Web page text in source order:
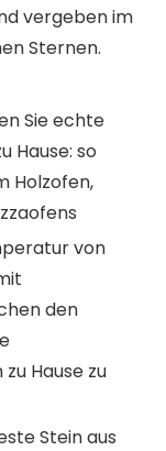
vergeben im
Sternen.
Sie echte
Hause: so
Holzofen,
von
den
Hause zu
Stein aus